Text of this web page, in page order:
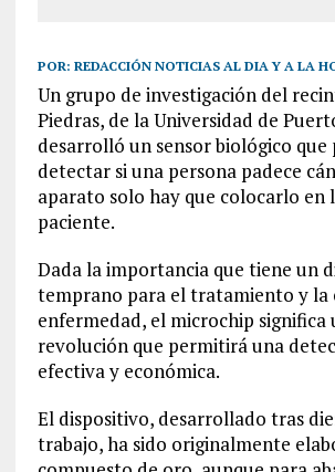
POR: REDACCIÓN NOTICIAS AL DIA Y A LA
Un grupo de investigación del
Piedras, de la Universidad de
desarrolló un sensor biológico que
detectar si una persona padece
aparato solo hay que colocarlo en
paciente.
Dada la importancia que tiene un
temprano para el tratamiento y la
enfermedad, el microchip significa
revolución que permitirá una
efectiva y económica.
El dispositivo, desarrollado tras
trabajo, ha sido originalmente